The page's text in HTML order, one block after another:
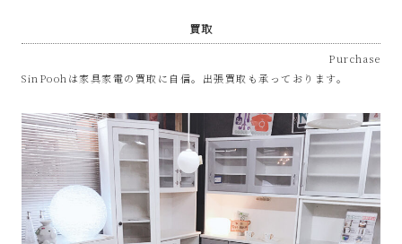
お
し
ゃ
れ
買取
Purchase
SinPoohは家具家電の買取に自信。出張買取も承っております。